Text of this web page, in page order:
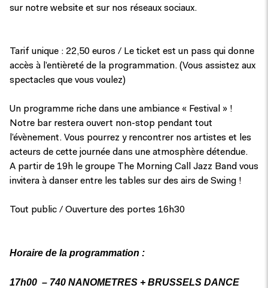
sur notre website et sur nos réseaux sociaux.
Tarif unique : 22,50 euros / Le ticket est un pass qui donne
accès à l’entièreté de la programmation. (Vous assistez aux
spectacles que vous voulez)
Un programme riche dans une ambiance « Festival » !
Notre bar restera ouvert non-stop pendant tout
l’évènement. Vous pourrez y rencontrer nos artistes et les
acteurs de cette journée dans une atmosphère détendue.
A partir de 19h le groupe The Morning Call Jazz Band vous
invitera à danser entre les tables sur des airs de Swing !
Tout public / Ouverture des portes 16h30
Horaire de la programmation :
17h00 – 740 NANOMETRES + BRUSSELS DANCE